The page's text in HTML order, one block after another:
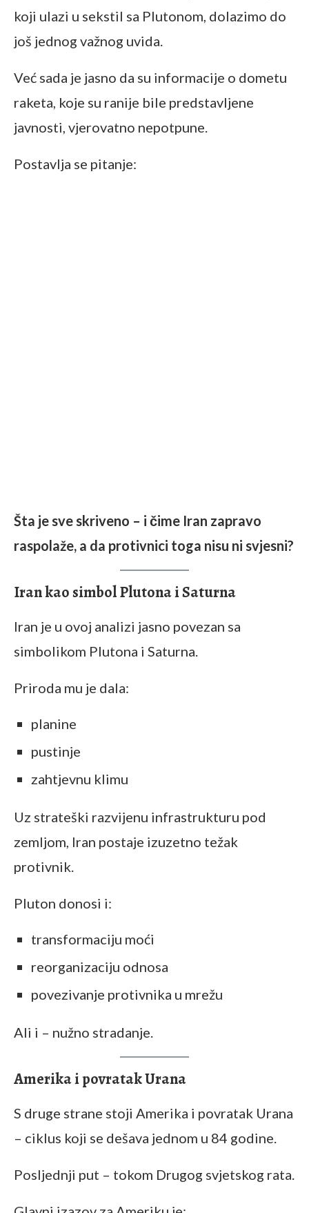
koji ulazi u sekstil sa Plutonom, dolazimo do
još jednog važnog uvida.
Već sada je jasno da su informacije o dometu
raketa, koje su ranije bile predstavljene
javnosti, vjerovatno nepotpune.
Postavlja se pitanje:
Šta je sve skriveno – i čime Iran zapravo
raspolaže, a da protivnici toga nisu ni svjesni?
Iran kao simbol Plutona i Saturna
Iran je u ovoj analizi jasno povezan sa
simbolikom Plutona i Saturna.
Priroda mu je dala:
planine
pustinje
zahtjevnu klimu
Uz strateški razvijenu infrastrukturu pod
zemljom, Iran postaje izuzetno težak
protivnik.
Pluton donosi i:
transformaciju moći
reorganizaciju odnosa
povezivanje protivnika u mrežu
Ali i – nužno stradanje.
Amerika i povratak Urana
S druge strane stoji Amerika i povratak Urana
– ciklus koji se dešava jednom u 84 godine.
Posljednji put – tokom Drugog svjetskog rata.